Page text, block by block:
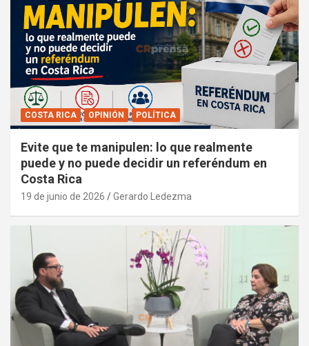
COSTA RICA OPINIÓN POLÍTICA
Evite que te manipulen: lo que realmente
puede y no puede decidir un referéndum en
Costa Rica
19 de junio de 2026 Gerardo Ledezma